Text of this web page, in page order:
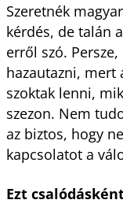
Szeretnék
kérdés, de talán
erről szó.
hazautazni, mert
szoktak lenni,
szezon. Nem
az biztos, hogy
kapcsolatot a
Ezt